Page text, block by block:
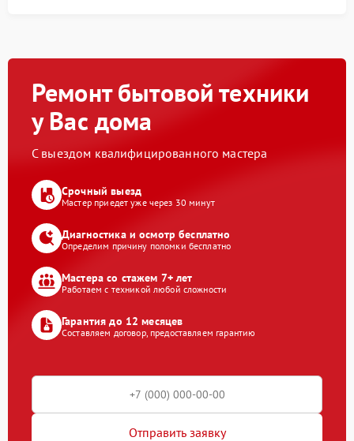
Ремонт бытовой техники
у Вас дома
С выездом квалифицированного мастера
Срочный выезд
Мастер приедет уже через 30 минут
Диагностика и осмотр бесплатно
Определим причину поломки бесплатно
Мастера со стажем 7+ лет
Работаем с техникой любой сложности
Гарантия до 12 месяцев
Составляем договор, предоставляем гарантию
Отправить заявку